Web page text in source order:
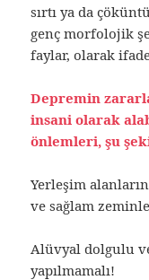
sırtı ya da
genç morfolojik
faylar, olarak
Depremin
insani olarak
önlemleri, şu
Yerleşim
ve sağlam
Alüvyal dolgulu
yapılmamalı!